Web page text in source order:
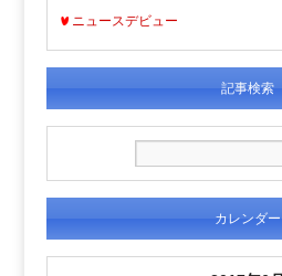
ニュースデビュー
記事検索
カレンダー